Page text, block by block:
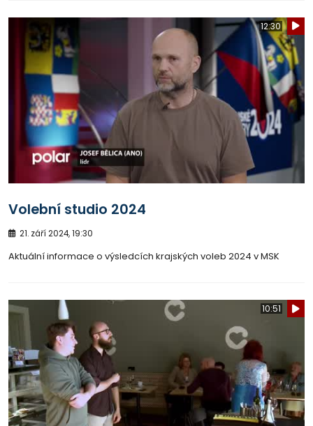
12:30
Volební studio 2024
21. září 2024, 19:30
Aktuální informace o výsledcích krajských voleb 2024 v MSK
10:51